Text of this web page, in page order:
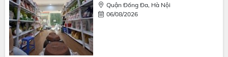
Quận Đống Đa, Hà Nội
06/08/2026